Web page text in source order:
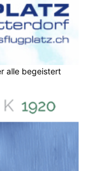
alle begeistert